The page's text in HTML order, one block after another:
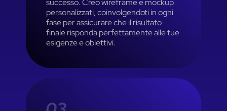
successo. Creo wireframe e mockup
personalizzati, coinvolgendoti in ogni
fase per assicurare che il risultato
finale risponda perfettamente alle tue
esigenze e obiettivi.